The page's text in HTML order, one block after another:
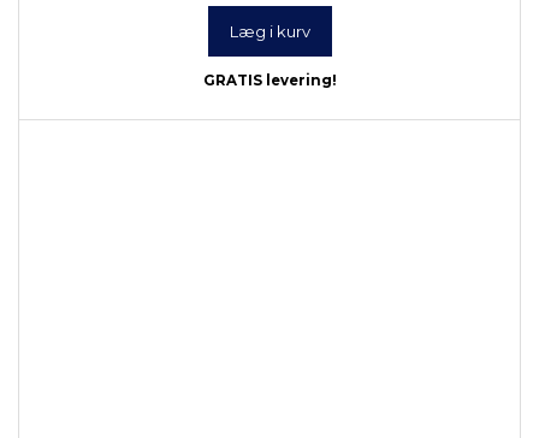
Læg i kurv
GRATIS levering!